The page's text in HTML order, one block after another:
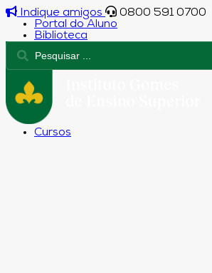
Indique amigos
0800 591 0700
Portal do Aluno
Biblioteca
Cursos